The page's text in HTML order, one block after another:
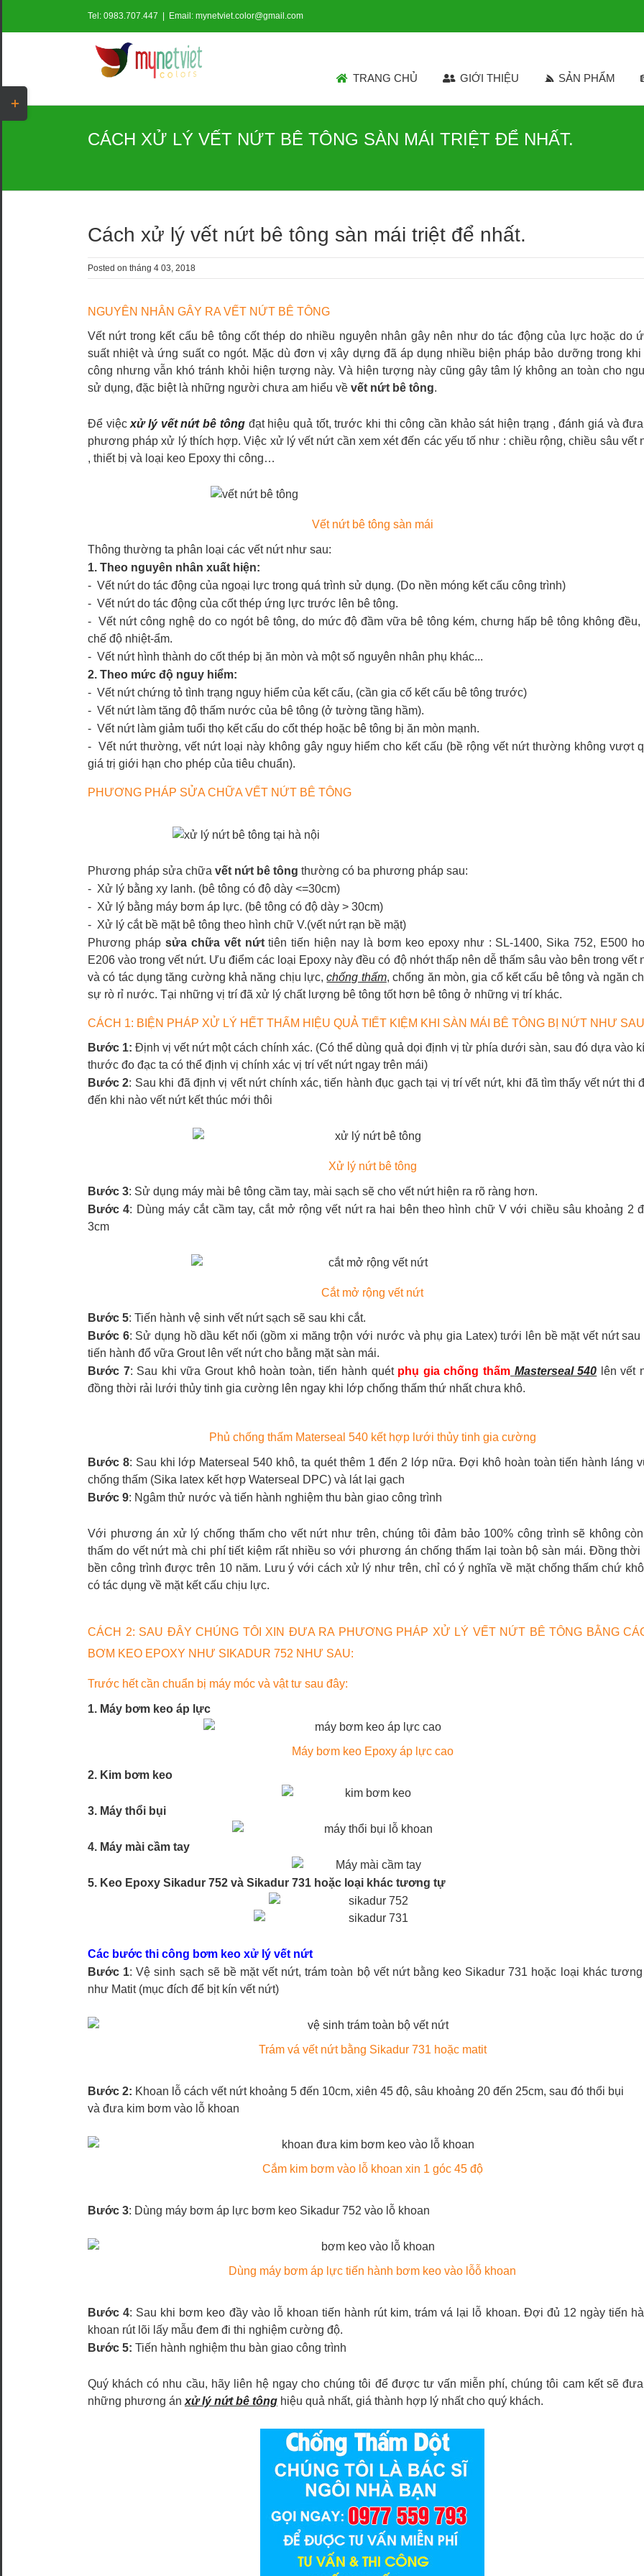
Tel: 0983.707.447 Email: mynetviet.color@gmail.com
TRANG CHỦ GIỚI THIỆU SẢN PHẨM
CÁCH XỬ LÝ VẾT NỨT BÊ TÔNG SÀN MÁI TRIỆT ĐỂ NHẤT.
Cách xử lý vết nứt bê tông sàn mái triệt để nhất.
Posted on tháng 4 03, 2018
NGUYÊN NHÂN GÂY RA VẾT NỨT BÊ TÔNG
Vết nứt trong kết cấu bê tông cốt thép do nhiều nguyên nhân gây nên như do tác động của lực hoặc do
suất nhiệt và ứng suất co ngót. Mặc dù đơn vị xây dựng đã áp dụng nhiều biện pháp bảo dưỡng trong khi
công nhưng vẫn khó tránh khỏi hiện tượng này. Và hiện tượng này cũng gây tâm lý không an toàn cho
sử dụng, đặc biệt là những người chưa am hiểu về vết nứt bê tông.
Để việcxử lý vết nứt bê tôngđạt hiệu quả tốt, trước khi thi công cần khảo sát hiện trạng , đánh giá và
phương pháp xử lý thích hợp. Việc xử lý vết nứt cần xem xét đến các yếu tố như : chiều rộng, chiều sâu vết
, thiết bị và loại keo Epoxy thi công…
Vết nứt bê tông sàn mái
Thông thường ta phân loại các vết nứt như sau:
1. Theo nguyên nhân xuất hiện:
- Vết nứt do tác động của ngoại lực trong quá trình sử dụng. (Do nền móng kết cấu công trình)
- Vết nứt do tác động của cốt thép ứng lực trước lên bê tông.
- Vết nứt công nghệ do co ngót bê tông, do mức độ đầm vữa bê tông kém, chưng hấp bê tông không đều,
chế độ nhiệt-ẩm.
- Vết nứt hình thành do cốt thép bị ăn mòn và một số nguyên nhân phụ khác...
2. Theo mức độ nguy hiểm:
- Vết nứt chứng tỏ tình trạng nguy hiểm của kết cấu, (cần gia cố kết cấu bê tông trước)
- Vết nứt làm tăng độ thấm nước của bê tông (ở tường tầng hầm).
- Vết nứt làm giảm tuổi thọ kết cấu do cốt thép hoặc bê tông bị ăn mòn mạnh.
- Vết nứt thường, vết nứt loại này không gây nguy hiểm cho kết cấu (bề rộng vết nứt thường không vượt
giá trị giới hạn cho phép của tiêu chuẩn).
PHƯƠNG PHÁP SỬA CHỮA VẾT NỨT BÊ TÔNG
Phương pháp sửa chữa vết nứt bê tông thường có ba phương pháp sau:
- Xử lý bằng xy lanh. (bê tông có độ dày <=30cm)
- Xử lý bằng máy bơm áp lực. (bê tông có độ dày > 30cm)
- Xử lý cắt bề mặt bê tông theo hình chữ V.(vết nứt rạn bề mặt)
Phương pháp sửa chữa vết nứttiên tiến hiện nay là bơm keo epoxy như : SL-1400, Sika 752, E500
E206 vào trong vết nứt. Ưu điểm các loại Epoxy này đều có độ nhớt thấp nên dễ thấm sâu vào bên trong vết
và có tác dụng tăng cường khả năng chịu lực,chống thấm, chống ăn mòn, gia cố kết cấu bê tông và ngăn
sự rò rỉ nước. Tại những vị trí đã xử lý chất lượng bê tông tốt hơn bê tông ở những vị trí khác.
CÁCH 1: BIỆN PHÁP XỬ LÝ HẾT THẤM HIỆU QUẢ TIẾT KIỆM KHI SÀN MÁI BÊ TÔNG BỊ NỨT NHƯ SAU
Bước 1: Định vị vết nứt một cách chính xác. (Có thể dùng quả dọi định vị từ phía dưới sàn, sau đó dựa vào
thước đo đạc ta có thể định vị chính xác vị trí vết nứt ngay trên mái)
Bước 2: Sau khi đã định vị vết nứt chính xác, tiến hành đục gạch tại vị trí vết nứt, khi đã tìm thấy vết nứt thi
đến khi nào vết nứt kết thúc mới thôi
Xử lý nứt bê tông
Bước 3: Sử dụng máy mài bê tông cầm tay, mài sạch sẽ cho vết nứt hiện ra rõ ràng hơn.
Bước 4: Dùng máy cắt cầm tay, cắt mở rộng vết nứt ra hai bên theo hình chữ V với chiều sâu khoảng 2
3cm
Cắt mở rộng vết nứt
Bước 5: Tiến hành vệ sinh vết nứt sạch sẽ sau khi cắt.
Bước 6: Sử dụng hồ dầu kết nối (gồm xi măng trộn với nước và phụ gia Latex) tưới lên bề mặt vết nứt sau
tiến hành đổ vữa Grout lên vết nứt cho bằng mặt sàn mái.
Bước 7: Sau khi vữa Grout khô hoàn toàn, tiến hành quét phụ gia chống thấm Masterseal 540 lên vết
đồng thời rải lưới thủy tinh gia cường lên ngay khi lớp chống thấm thứ nhất chưa khô.
Phủ chống thấm Materseal 540 kết hợp lưới thủy tinh gia cường
Bước 8: Sau khi lớp Materseal 540 khô, ta quét thêm 1 đến 2 lớp nữa. Đợi khô hoàn toàn tiến hành láng
chống thấm (Sika latex kết hợp Waterseal DPC) và lát lại gạch
Bước 9: Ngâm thử nước và tiến hành nghiệm thu bàn giao công trình
Với phương án xử lý chống thấm cho vết nứt như trên, chúng tôi đảm bảo 100% công trình sẽ không
thấm do vết nứt mà chi phí tiết kiệm rất nhiều so với phương án chống thấm lại toàn bộ sàn mái. Đồng thời
bền công trình được trên 10 năm. Lưu ý với cách xử lý như trên, chỉ có ý nghĩa về mặt chống thấm chứ
có tác dụng về mặt kết cấu chịu lực.
CÁCH 2: SAU ĐÂY CHÚNG TÔI XIN ĐƯA RA PHƯƠNG PHÁP XỬ LÝ VẾT NỨT BÊ TÔNG BẰNG
BƠM KEO EPOXY NHƯ SIKADUR 752 NHƯ SAU:
Trước hết cần chuẩn bị máy móc và vật tư sau đây:
1. Máy bơm keo áp lực
Máy bơm keo Epoxy áp lực cao
2. Kim bơm keo
3. Máy thổi bụi
4. Máy mài cầm tay
5. Keo Epoxy Sikadur 752 và Sikadur 731 hoặc loại khác tương tự
Các bước thi công bơm keo xử lý vết nứt
Bước 1: Vệ sinh sạch sẽ bề mặt vết nứt, trám toàn bộ vết nứt bằng keo Sikadur 731 hoặc loại khác
như Matit (mục đích để bịt kín vết nứt)
Trám vá vết nứt bằng Sikadur 731 hoặc matit
Bước 2: Khoan lỗ cách vết nứt khoảng 5 đến 10cm, xiên 45 độ, sâu khoảng 20 đến 25cm, sau đó thổi bụi
và đưa kim bơm vào lỗ khoan
Cắm kim bơm vào lỗ khoan xin 1 góc 45 độ
Bước 3: Dùng máy bơm áp lực bơm keo Sikadur 752 vào lỗ khoan
Dùng máy bơm áp lực tiến hành bơm keo vào lỗỗ khoan
Bước 4: Sau khi bơm keo đầy vào lỗ khoan tiến hành rút kim, trám vá lại lỗ khoan. Đợi đủ 12 ngày tiến
khoan rút lõi lấy mẫu đem đi thi nghiệm cường độ.
Bước 5: Tiến hành nghiệm thu bàn giao công trình
Quý khách có nhu cầu, hãy liên hệ ngay cho chúng tôi để được tư vấn miễn phí, chúng tôi cam kết sẽ
những phương án xử lý nứt bê tông hiệu quả nhất, giá thành hợp lý nhất cho quý khách.
Toggle
Sliding
Bar